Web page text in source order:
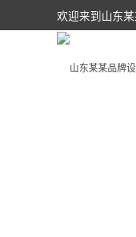
欢迎来到山东